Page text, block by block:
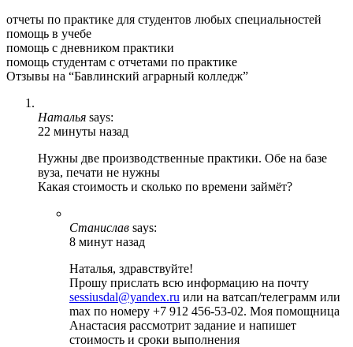
отчеты по практике для студентов любых специальностей
помощь в учебе
помощь с дневником практики
помощь студентам с отчетами по практике
Отзывы на “Бавлинский аграрный колледж”
Наталья says:
22 минуты назад
Нужны две производственные практики. Обе на базе
вуза, печати не нужны
Какая стоимость и сколько по времени займёт?
Станислав says:
8 минут назад
Наталья, здравствуйте!
Прошу прислать всю информацию на почту
sessiusdal@yandex.ru или на ватсап/телеграмм или
max по номеру +7 912 456-53-02. Моя помощница
Анастасия рассмотрит задание и напишет
стоимость и сроки выполнения